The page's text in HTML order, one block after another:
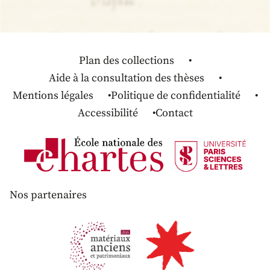
Plan des collections
Aide à la consultation des thèses
Mentions légales
Politique de confidentialité
Accessibilité
Contact
Nos partenaires